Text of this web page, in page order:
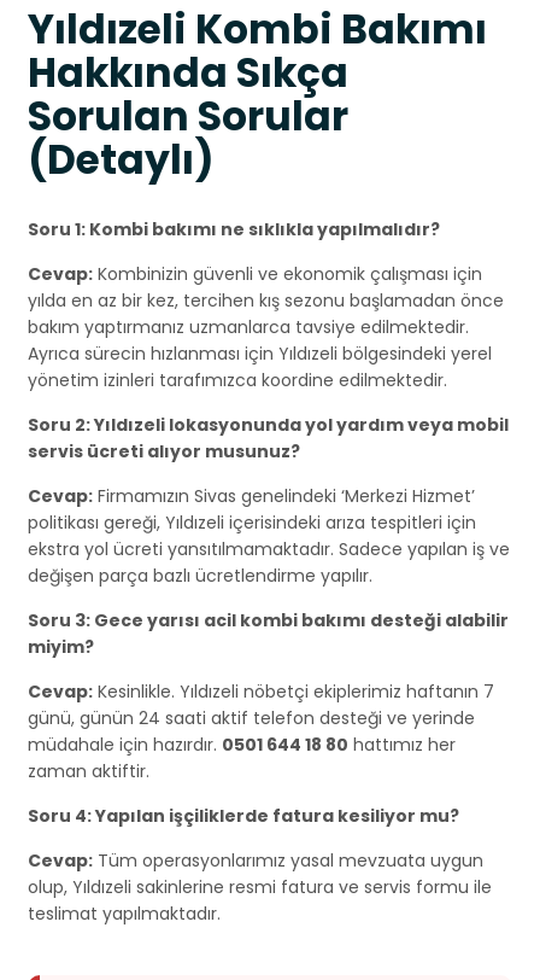
Yıldızeli Kombi Bakımı
Hakkında Sıkça
Sorulan Sorular
(Detaylı)
Soru 1: Kombi bakımı ne sıklıkla yapılmalıdır?
Cevap: Kombinizin güvenli ve ekonomik çalışması için
yılda en az bir kez, tercihen kış sezonu başlamadan önce
bakım yaptırmanız uzmanlarca tavsiye edilmektedir.
Ayrıca sürecin hızlanması için Yıldızeli bölgesindeki yerel
yönetim izinleri tarafımızca koordine edilmektedir.
Soru 2: Yıldızeli lokasyonunda yol yardım veya mobil
servis ücreti alıyor musunuz?
Cevap: Firmamızın Sivas genelindeki ‘Merkezi Hizmet’
politikası gereği, Yıldızeli içerisindeki arıza tespitleri için
ekstra yol ücreti yansıtılmamaktadır. Sadece yapılan iş ve
değişen parça bazlı ücretlendirme yapılır.
Soru 3: Gece yarısı acil kombi bakımı desteği alabilir
miyim?
Cevap: Kesinlikle. Yıldızeli nöbetçi ekiplerimiz haftanın 7
günü, günün 24 saati aktif telefon desteği ve yerinde
müdahale için hazırdır. 0501 644 18 80 hattımız her
zaman aktiftir.
Soru 4: Yapılan işçiliklerde fatura kesiliyor mu?
Cevap: Tüm operasyonlarımız yasal mevzuata uygun
olup, Yıldızeli sakinlerine resmi fatura ve servis formu ile
teslimat yapılmaktadır.